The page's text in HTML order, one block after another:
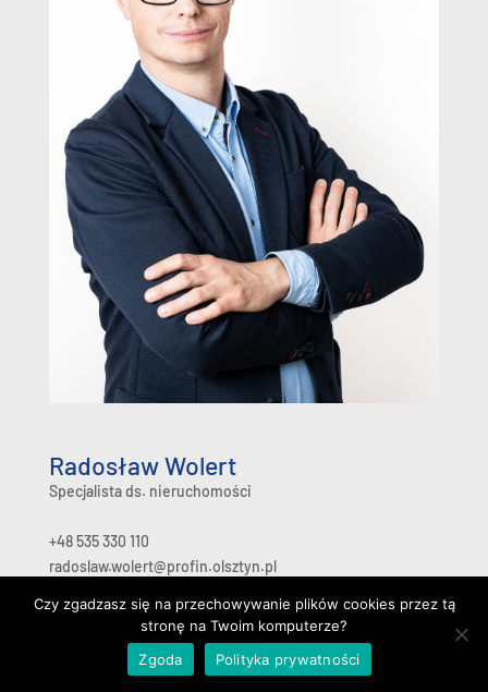
Radosław Wolert
Specjalista ds. nieruchomości
+48 535 330 110
radoslaw.wolert@profin.olsztyn.pl
Czy zgadzasz się na przechowywanie plików cookies przez tą
stronę na Twoim komputerze?
Zgoda
Polityka prywatności